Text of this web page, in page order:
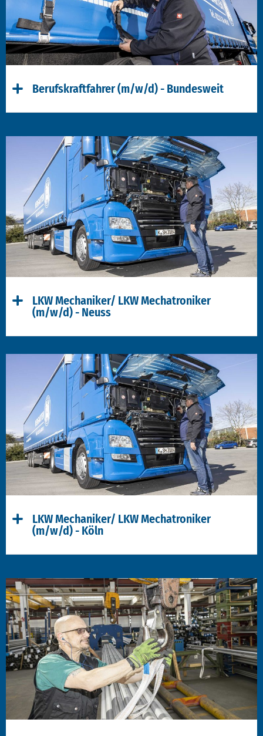
Berufskraftfahrer (m/w/d) - Bundesweit
LKW Mechaniker/ LKW Mechatroniker
(m/w/d) - Neuss
LKW Mechaniker/ LKW Mechatroniker
(m/w/d) - Köln